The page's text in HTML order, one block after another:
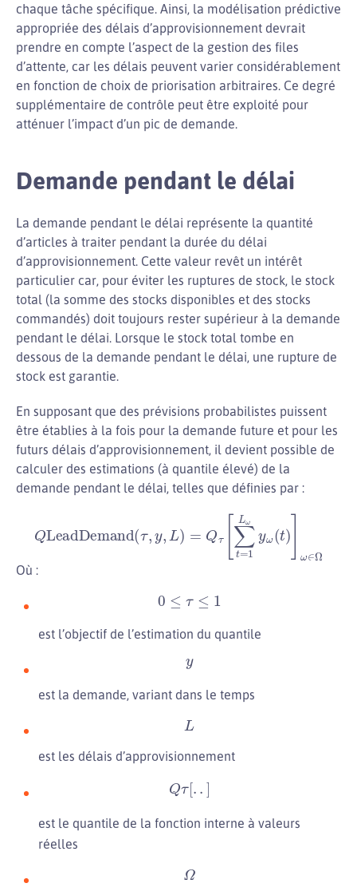
chaque tâche spécifique. Ainsi, la modélisation prédictive
appropriée des délais d’approvisionnement devrait
prendre en compte l’aspect de la gestion des files
d’attente, car les délais peuvent varier considérablement
en fonction de choix de priorisation arbitraires. Ce degré
supplémentaire de contrôle peut être exploité pour
atténuer l’impact d’un pic de demande.
Demande pendant le délai
La demande pendant le délai représente la quantité
d’articles à traiter pendant la durée du délai
d’approvisionnement. Cette valeur revêt un intérêt
particulier car, pour éviter les ruptures de stock, le stock
total (la somme des stocks disponibles et des stocks
commandés) doit toujours rester supérieur à la demande
pendant le délai. Lorsque le stock total tombe en
dessous de la demande pendant le délai, une rupture de
stock est garantie.
En supposant que des prévisions probabilistes puissent
être établies à la fois pour la demande future et pour les
futurs délais d’approvisionnement, il devient possible de
calculer des estimations (à quantile élevé) de la
demande pendant le délai, telles que définies par :
1L ω ω
Où :
0≤τ≤1
est l’objectif de l’estimation du quantile
y
est la demande, variant dans le temps
L
est les délais d’approvisionnement
Qτ[
est le quantile de la fonction interne à valeurs
réelles
Ω